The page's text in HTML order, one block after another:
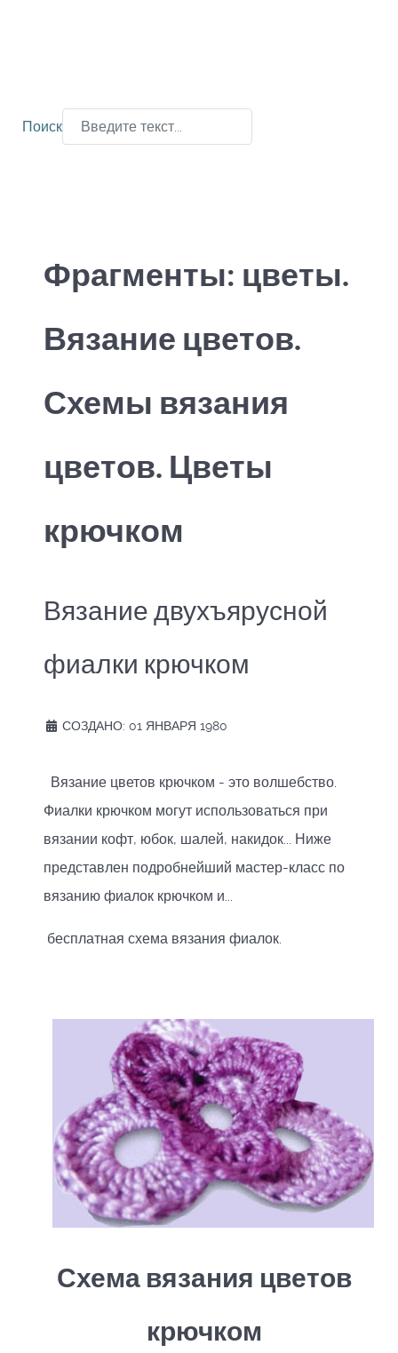
Поиск
Фрагменты: цветы.
Вязание цветов.
Схемы вязания
цветов. Цветы
крючком
Вязание двухъярусной
фиалки крючком
СОЗДАНО: 01 ЯНВАРЯ 1980
Вязание цветов крючком - это волшебство.
Фиалки крючком могут использоваться при
вязании кофт, юбок, шалей, накидок... Ниже
представлен подробнейший мастер-класс по
вязанию фиалок крючком и...
бесплатная схема вязания фиалок.
Схема вязания цветов
крючком